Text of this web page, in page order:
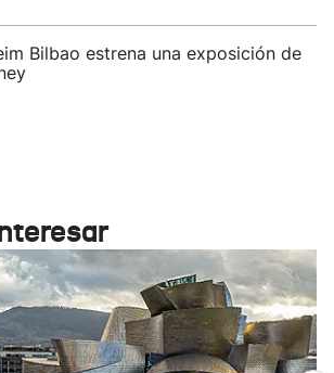
Bilbao estrena una exposición de